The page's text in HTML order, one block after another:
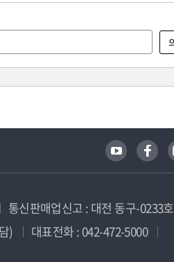
통신판매업신고 : 대전 동구-0233호
)
대표전화 : 042-472-5000